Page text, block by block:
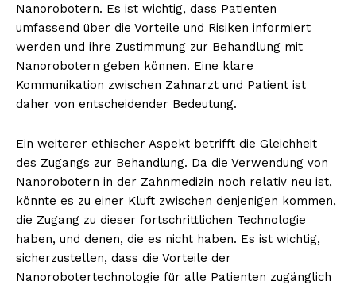
Nanorobotern. Es ist wichtig, dass Patienten
umfassend über die Vorteile und Risiken informiert
werden und ihre Zustimmung zur Behandlung mit
Nanorobotern geben können. Eine klare
Kommunikation zwischen Zahnarzt und Patient ist
daher von entscheidender Bedeutung.
Ein weiterer ethischer Aspekt betrifft die Gleichheit
des Zugangs zur Behandlung. Da die Verwendung von
Nanorobotern in der Zahnmedizin noch relativ neu ist,
könnte es zu einer Kluft zwischen denjenigen kommen,
die Zugang zu dieser fortschrittlichen Technologie
haben, und denen, die es nicht haben. Es ist wichtig,
sicherzustellen, dass die Vorteile der
Nanorobotertechnologie für alle Patienten zugänglich